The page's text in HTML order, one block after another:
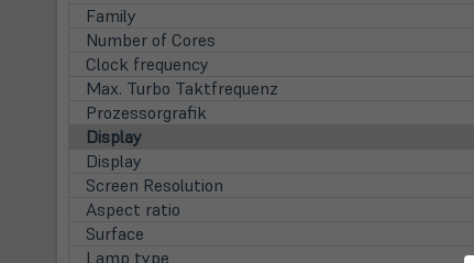
Family
Number of Cores
Clock frequency
Max. Turbo Taktfrequenz
Prozessorgrafik
Display
Display
Screen Resolution
Aspect ratio
Surface
Lamp type